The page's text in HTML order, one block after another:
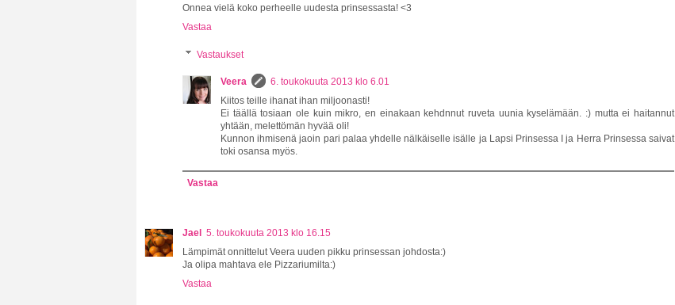
Onnea vielä koko perheelle uudesta prinsessasta! <3
Vastaa
Vastaukset
Veera
6. toukokuuta 2013 klo 6.01
Kiitos teille ihanat ihan miljoonasti!
Ei täällä tosiaan ole kuin mikro, en einakaan kehdnnut ruveta uunia kyselämään. :) mutta ei haitannut
yhtään, melettömän hyvää oli!
Kunnon ihmisenä jaoin pari palaa yhdelle nälkäiselle isälle ja Lapsi Prinsessa I ja Herra Prinsessa saivat
toki osansa myös.
Vastaa
Jael
5. toukokuuta 2013 klo 16.15
Lämpimät onnittelut Veera uuden pikku prinsessan johdosta:)
Ja olipa mahtava ele Pizzariumilta:)
Vastaa